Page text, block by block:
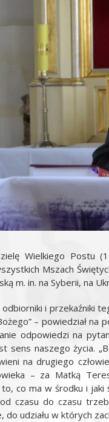
Wielkiego Postu
Mszach
m. in. na Syberii, na
odbiorniki i przekaźniki
– powiedział na
odpowiedzi na
sens naszego życia.
na drugiego
– za Matką
co ma w środku i jaki
czasu do czasu
do udziału w których